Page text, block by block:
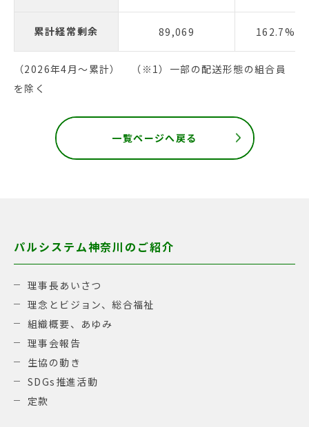
累計経常剰余 89,069 162.7%
（2026年4月〜累計） （※1）一部の配送形態の組合員
を除く
一覧ページへ戻る
パルシステム神奈川のご紹介
理事長あいさつ
理念とビジョン、総合福祉
組織概要、あゆみ
理事会報告
生協の動き
SDGs推進活動
定款